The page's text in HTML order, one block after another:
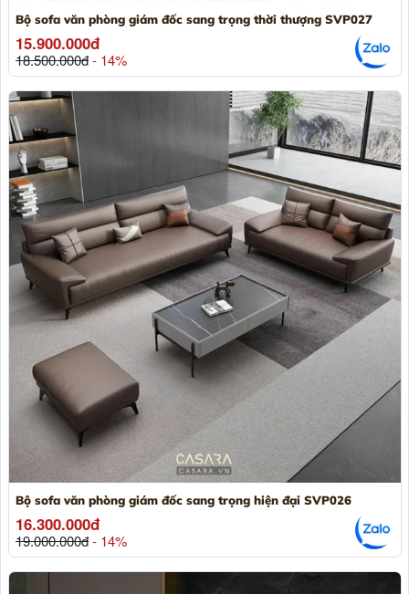
Bộ sofa văn phòng giám đốc sang trọng thời thượng SVP027
15.900.000đ
18.500.000đ- 14%
Bộ sofa văn phòng giám đốc sang trọng hiện đại SVP026
16.300.000đ
19.000.000đ- 14%